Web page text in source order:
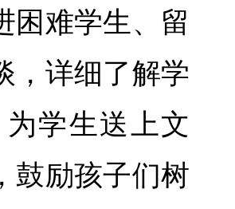
困难学生、留
，详细了解学
学生送上文
鼓励孩子们树